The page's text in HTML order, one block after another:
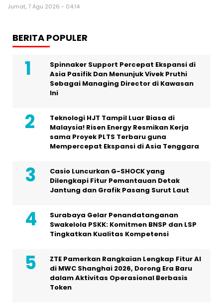
Jumat, 7 Agu 2026 - 04:14
BERITA POPULER
Spinnaker Support Percepat Ekspansi di
Asia Pasifik Dan Menunjuk Vivek Pruthi
Sebagai Managing Director di Kawasan
Ini
Teknologi HJT Tampil Luar Biasa di
Malaysia! Risen Energy Resmikan Kerja
sama Proyek PLTS Terbaru guna
Mempercepat Ekspansi di Asia Tenggara
Casio Luncurkan G-SHOCK yang
Dilengkapi Fitur Pemantauan Detak
Jantung dan Grafik Pasang Surut Laut
Surabaya Gelar Penandatanganan
Swakelola PSKK: Komitmen BNSP dan LSP
Tingkatkan Kualitas Kompetensi
ZTE Pamerkan Rangkaian Lengkap Fitur AI
di MWC Shanghai 2026, Dorong Era Baru
dalam Aktivitas Operasional Berbasis
Token